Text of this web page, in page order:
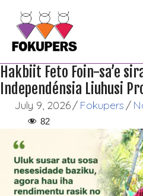
Skip
to
Hakbiit Feto Foin-sa’e
Independénsia Liuhusi
July 9, 2026/ Fokupers /
82